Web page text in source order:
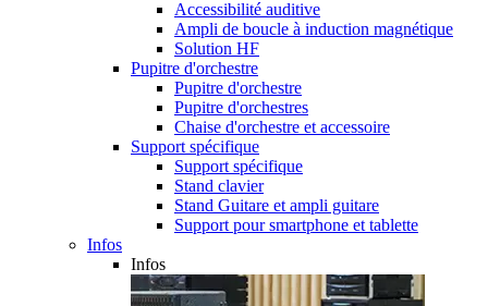
Accessibilité auditive
Ampli de boucle à induction magnétique
Solution HF
Pupitre d'orchestre
Pupitre d'orchestre
Pupitre d'orchestres
Chaise d'orchestre et accessoire
Support spécifique
Support spécifique
Stand clavier
Stand Guitare et ampli guitare
Support pour smartphone et tablette
Infos
Infos